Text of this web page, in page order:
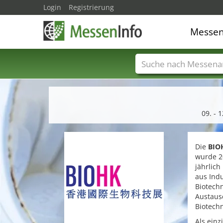
09. -
Die
wurde
jährlich
aus
Login Registrierung
Messenamen